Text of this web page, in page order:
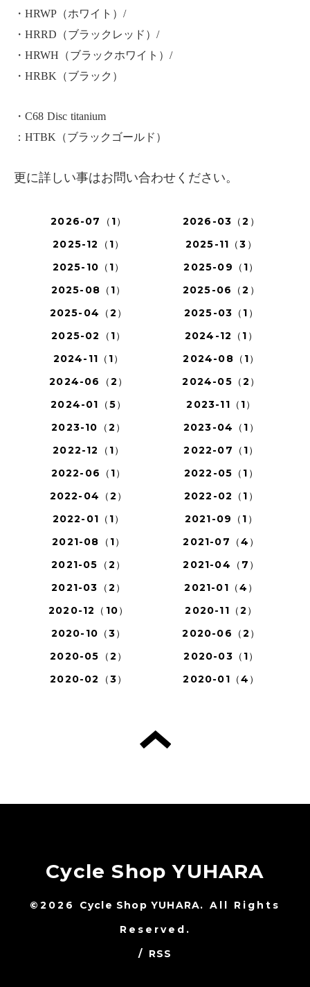
・HRWP（ホワイト）/
・HRRD（ブラックレッド）/
・HRWH（ブラックホワイト）/
・HRBK（ブラック）
・C68 Disc titanium
：HTBK（ブラックゴールド）
更に詳しい事はお問い合わせください。
2026-07（1）
2026-03（2）
2025-12（1）
2025-11（3）
2025-10（1）
2025-09（1）
2025-08（1）
2025-06（2）
2025-04（2）
2025-03（1）
2025-02（1）
2024-12（1）
2024-11（1）
2024-08（1）
2024-06（2）
2024-05（2）
2024-01（5）
2023-11（1）
2023-10（2）
2023-04（1）
2022-12（1）
2022-07（1）
2022-06（1）
2022-05（1）
2022-04（2）
2022-02（1）
2022-01（1）
2021-09（1）
2021-08（1）
2021-07（4）
2021-05（2）
2021-04（7）
2021-03（2）
2021-01（4）
2020-12（10）
2020-11（2）
2020-10（3）
2020-06（2）
2020-05（2）
2020-03（1）
2020-02（3）
2020-01（4）
Cycle Shop YUHARA
©2026 Cycle Shop YUHARA. All Rights
Reserved.
/ RSS